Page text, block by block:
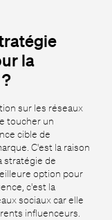
la
sur les réseaux
toucher un
cible de
C'est la raison
stratégie de
option pour
c'est la
sociaux car elle
influenceurs.